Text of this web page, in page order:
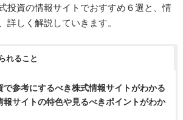
投資の情報サイトでおすすめ６選と、情
詳しく解説していきます。
れること
で参考にするべき株式情報サイトがわかる
報サイトの特色や見るべきポイントがわか